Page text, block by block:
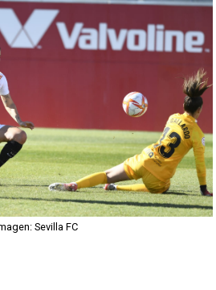
“El objetivo es mejorar la
a inscribir a los nuevos
a Alberto Flores" por Rafa
traspaso de Sow
Sevilla FC